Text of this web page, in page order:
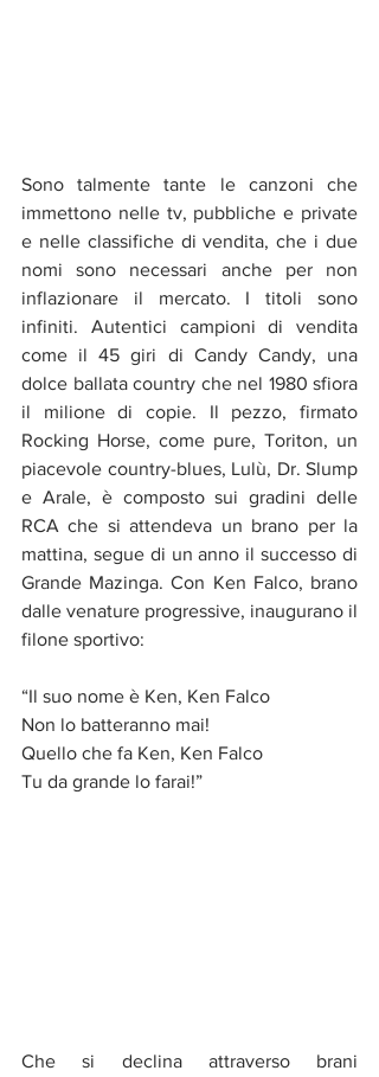
Sono talmente tante le canzoni che
immettono nelle tv, pubbliche e private
e nelle classifiche di vendita, che i due
nomi sono necessari anche per non
inflazionare il mercato. I titoli sono
infiniti. Autentici campioni di vendita
come il 45 giri di Candy Candy, una
dolce ballata country che nel 1980 sfiora
il milione di copie. Il pezzo, firmato
Rocking Horse, come pure, Toriton, un
piacevole country-blues, Lulù, Dr. Slump
e Arale, è composto sui gradini delle
RCA che si attendeva un brano per la
mattina, segue di un anno il successo di
Grande Mazinga. Con Ken Falco, brano
dalle venature progressive, inaugurano il
filone sportivo:
“Il suo nome è Ken, Ken Falco
Non lo batteranno mai!
Quello che fa Ken, Ken Falco
Tu da grande lo farai!”
Che si declina attraverso brani